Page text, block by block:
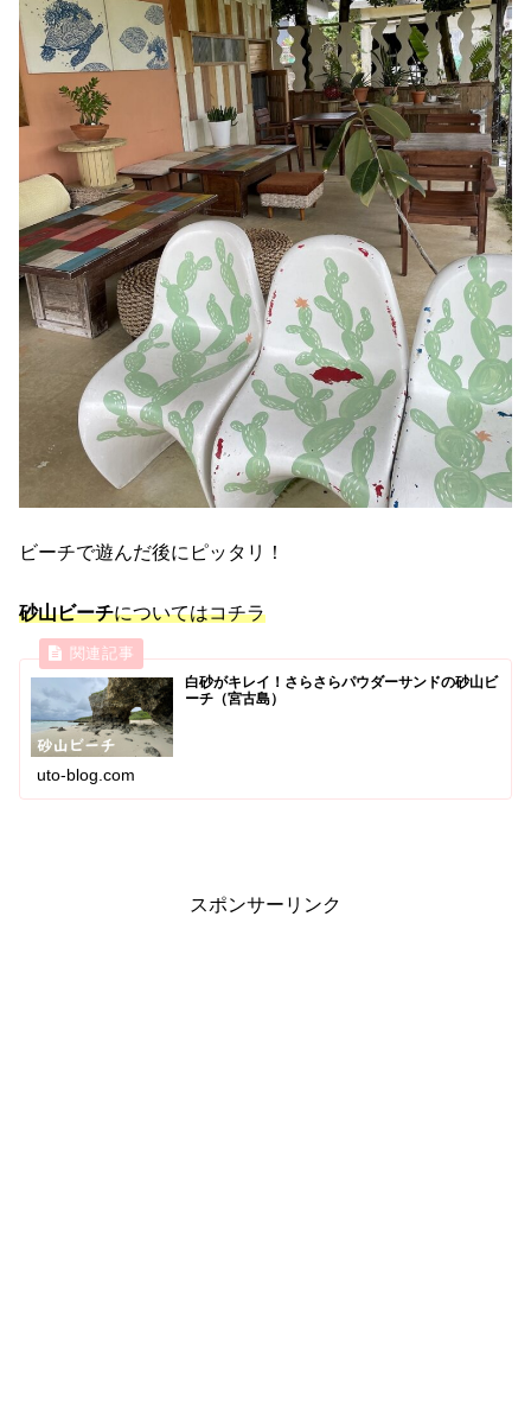
ビーチで遊んだ後にピッタリ！
砂山ビーチについてはコチラ
白砂がキレイ！さらさらパウダーサンドの砂山ビ
ーチ（宮古島）
uto-blog.com
スポンサーリンク